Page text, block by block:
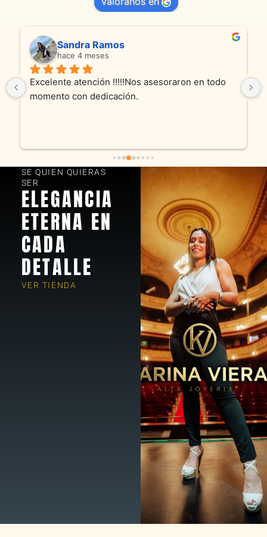
Sandra Ramos
hace 4 meses
Excelente atención !!!!!Nos asesoraron en todo
momento con dedicación.
SE QUIEN QUIERAS
SER
ELEGANCIA
ETERNA EN
CADA
DETALLE
VER TIENDA